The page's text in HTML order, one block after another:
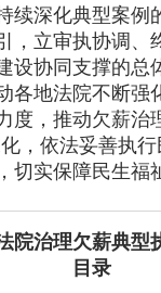
续深化典型案例
，立审执协调、
设协同支撑的总
各地法院不断强
度，推动欠薪治
，依法妥善执行
切实保障民生福
院治理欠薪典型
目录